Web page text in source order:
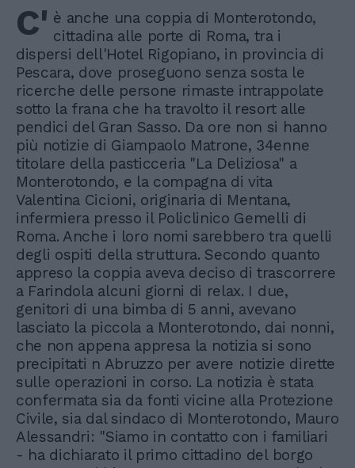
C' è anche una coppia di Monterotondo,
cittadina alle porte di Roma, tra i
dispersi dell'Hotel Rigopiano, in provincia di
Pescara, dove proseguono senza sosta le
ricerche delle persone rimaste intrappolate
sotto la frana che ha travolto il resort alle
pendici del Gran Sasso. Da ore non si hanno
più notizie di Giampaolo Matrone, 34enne
titolare della pasticceria "La Deliziosa" a
Monterotondo, e la compagna di vita
Valentina Cicioni, originaria di Mentana,
infermiera presso il Policlinico Gemelli di
Roma. Anche i loro nomi sarebbero tra quelli
degli ospiti della struttura. Secondo quanto
appreso la coppia aveva deciso di trascorrere
a Farindola alcuni giorni di relax. I due,
genitori di una bimba di 5 anni, avevano
lasciato la piccola a Monterotondo, dai nonni,
che non appena appresa la notizia si sono
precipitati n Abruzzo per avere notizie dirette
sulle operazioni in corso. La notizia è stata
confermata sia da fonti vicine alla Protezione
Civile, sia dal sindaco di Monterotondo, Mauro
Alessandri: "Siamo in contatto con i familiari
- ha dichiarato il primo cittadino del borgo